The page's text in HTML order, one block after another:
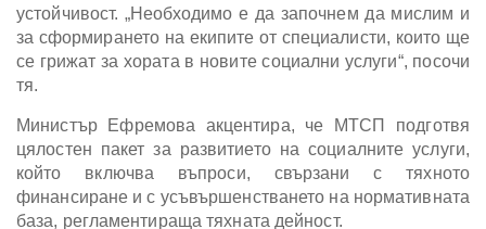
устойчивост. „Необходимо е да започнем да мислим и
за сформирането на екипите от специалисти, които ще
се грижат за хората в новите социални услуги“, посочи
тя.
Министър Ефремова акцентира, че МТСП подготвя
цялостен пакет за развитието на социалните услуги,
който включва въпроси, свързани с тяхното
финансиране и с усъвършенстването на нормативната
база, регламентираща тяхната дейност.